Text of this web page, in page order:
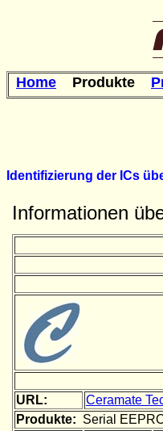
Home Produkte
Identifizierung der ICs
Informationen
URL:
Ceramate
Produkte: Serial